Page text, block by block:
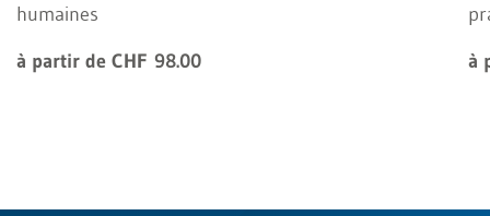
humaines
à partir de CHF 98.00
à